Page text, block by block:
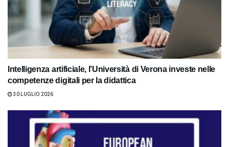
Intelligenza artificiale, l’Università di Verona investe nelle
competenze digitali per la didattica
30 LUGLIO 2026